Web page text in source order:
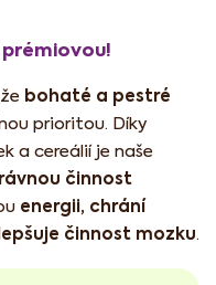
bohaté a pestré
prioritou. Díky
a cereálií je naše
činnost
energii, chrání
činnost mozku.